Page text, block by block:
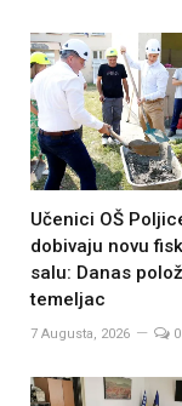
Učenici OŠ
dobivaju novu
salu: Danas
temeljac
7 Augusta, 2026 0